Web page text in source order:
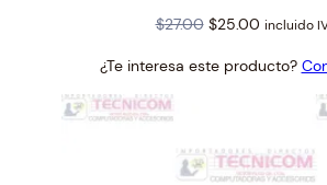
$27.00 Original
was:
$25.00Current
is:
incluido
¿Te interesa este producto?